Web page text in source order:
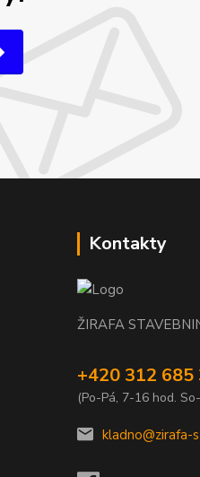
Kontakty
ŽIRAFA
+420 312 685
(Po-Pá, 7-16 hod.
kladno@zirafa-